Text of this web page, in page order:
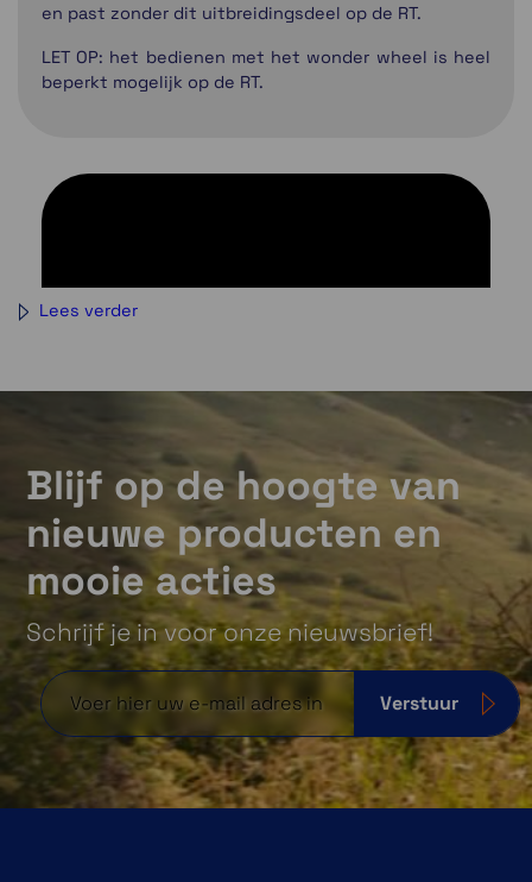
en past zonder dit uitbreidingsdeel op de RT.
LET OP: het bedienen met het wonder wheel is heel
beperkt mogelijk op de RT.
Lees verder
Blijf op de hoogte van
nieuwe producten en
mooie acties
Schrijf je in voor onze nieuwsbrief!
Verstuur